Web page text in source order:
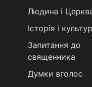
Людина і
Історія і
Запитання до
священника
Думки вголос